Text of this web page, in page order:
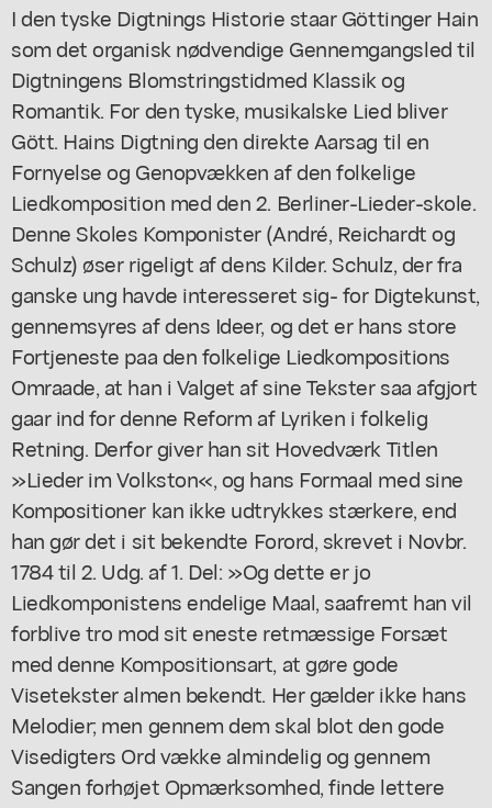
I den tyske Digtnings Historie staar Göttinger Hain
som det organisk nødvendige Gennemgangsled til
Digtningens Blomstringstidmed Klassik og
Romantik. For den tyske, musikalske Lied bliver
Gött. Hains Digtning den direkte Aarsag til en
Fornyelse og Genopvækken af den folkelige
Liedkomposition med den 2. Berliner-Lieder-skole.
Denne Skoles Komponister (André, Reichardt og
Schulz) øser rigeligt af dens Kilder. Schulz, der fra
ganske ung havde interesseret sig- for Digtekunst,
gennemsyres af dens Ideer, og det er hans store
Fortjeneste paa den folkelige Liedkompositions
Omraade, at han i Valget af sine Tekster saa afgjort
gaar ind for denne Reform af Lyriken i folkelig
Retning. Derfor giver han sit Hovedværk Titlen
»Lieder im Volkston«, og hans Formaal med sine
Kompositioner kan ikke udtrykkes stærkere, end
han gør det i sit bekendte Forord, skrevet i Novbr.
1784 til 2. Udg. af 1. Del: »Og dette er jo
Liedkomponistens endelige Maal, saafremt han vil
forblive tro mod sit eneste retmæssige Forsæt
med denne Kompositionsart, at gøre gode
Visetekster almen bekendt. Her gælder ikke hans
Melodier; men gennem dem skal blot den gode
Visedigters Ord vække almindelig og gennem
Sangen forhøjet Opmærksomhed, finde lettere